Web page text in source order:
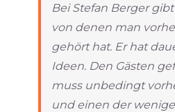
Bei Stefan Berger
von denen man
gehört hat. Er hat
Ideen. Den Gästen
muss unbedingt
und einen der